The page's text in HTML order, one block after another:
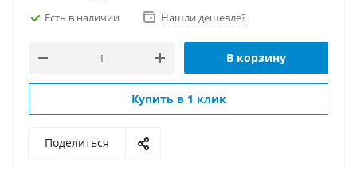
Есть в наличии Нашли дешевле?
В корзину
Купить в 1 клик
Поделиться